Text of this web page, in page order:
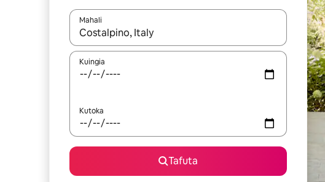
Mahali
Wakati matokeo yanapatikana, vinjari kwa kutumia vitufe vya
Kuingia
Kutoka
Tafuta